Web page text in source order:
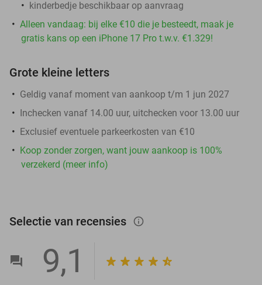
kinderbedje beschikbaar op aanvraag
Alleen vandaag: bij elke €10 die je besteedt, maak je
gratis kans op een iPhone 17 Pro t.w.v. €1.329!
Grote kleine letters
Geldig vanaf moment van aankoop t/m 1 jun 2027
Inchecken vanaf 14.00 uur, uitchecken voor 13.00 uur
Exclusief eventuele parkeerkosten van €10
Koop zonder zorgen, want jouw aankoop is 100%
verzekerd (meer info)
Selectie van recensies info_outlined
9,1